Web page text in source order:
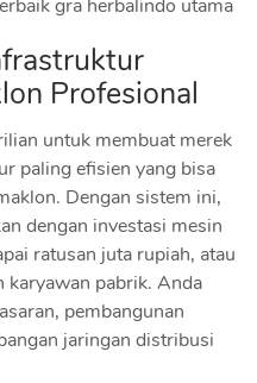
Profesional
untuk membuat merek
paling efisien yang bisa
Dengan sistem ini,
dengan investasi mesin
ratusan juta rupiah, atau
karyawan pabrik. Anda
pembangunan
jaringan distribusi